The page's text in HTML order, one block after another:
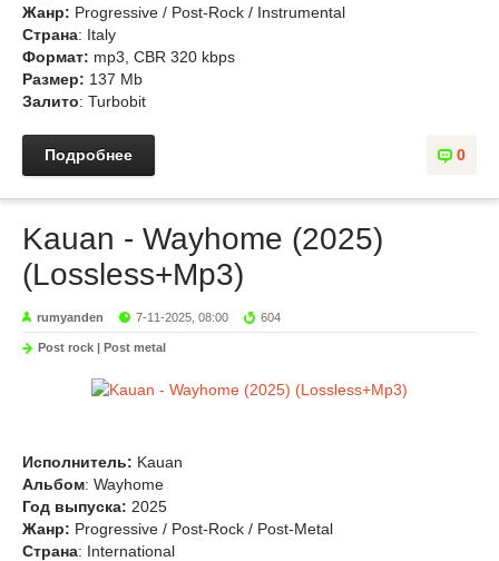
Жанр: Progressive / Post-Rock / Instrumental
Страна: Italy
Формат: mp3, CBR 320 kbps
Размер: 137 Mb
Залито: Turbobit
0
Подробнее
Kauan - Wayhome (2025)
(Lossless+Mp3)
rumyanden 7-11-2025, 08:00 604
Post rock | Post metal
Исполнитель: Kauan
Альбом: Wayhome
Год выпуска: 2025
Жанр: Progressive / Post-Rock / Post-Metal
Страна: International